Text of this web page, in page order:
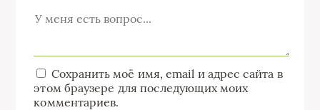
Сохранить моё имя, email и адрес сайта в
этом браузере для последующих моих
комментариев.